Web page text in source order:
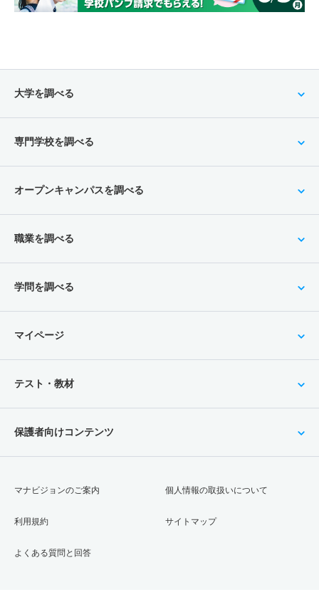
大学を調べる
専門学校を調べる
オープンキャンパスを調べる
職業を調べる
学問を調べる
マイページ
テスト・教材
保護者向けコンテンツ
マナビジョンのご案内
利用規約
よくある質問と回答
個人情報の取扱いについて
サイトマップ